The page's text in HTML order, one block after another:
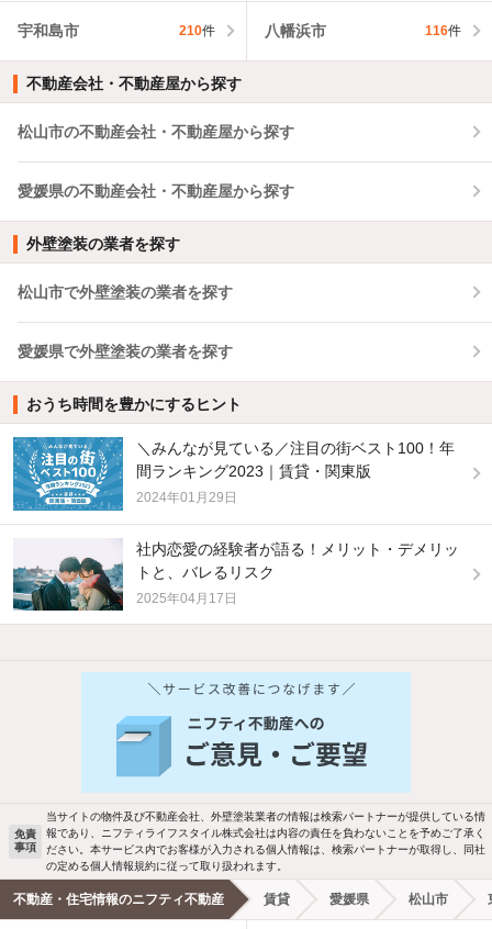
宇和島市 210件 八幡浜市 116件
不動産会社・不動産屋から探す
松山市の不動産会社・不動産屋から探す
愛媛県の不動産会社・不動産屋から探す
外壁塗装の業者を探す
松山市で外壁塗装の業者を探す
愛媛県で外壁塗装の業者を探す
おうち時間を豊かにするヒント
＼みんなが見ている／注目の街ベスト100！年
間ランキング2023｜賃貸・関東版
2024年01月29日
社内恋愛の経験者が語る！メリット・デメリッ
トと、バレるリスク
2025年04月17日
他の人はこんな条件で絞り込んでいます！
バス・トイレ別 2階以上
洗濯機置場あり 独立洗面台
エアコンあり 都市ガス
新着物件メール通知
検索中の条件の新着物件情報をいち早く
新着メール通知を受け取る
免責
事項
当サイトの物件及び不動産会社、外壁塗装業者の情報は検索パートナーが提供している情
報であり、ニフティライフスタイル株式会社は内容の責任を負わないことを予めご了承く
ださい。本サービス内でお客様が入力される個人情報は、検索パートナーが取得し、同社
の定める個人情報規約に従って取り扱われます。
不動産・住宅情報のニフティ不動産 賃貸 愛媛県 松山市